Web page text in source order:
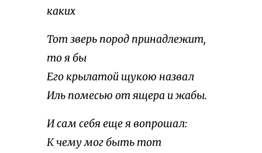
каких
Тот зверь пород принадлежит,
то я бы
Его крылатой щукою назвал
Иль помесью от ящера и жабы.
И сам себя еще я вопрошал:
К чему мог быть тот